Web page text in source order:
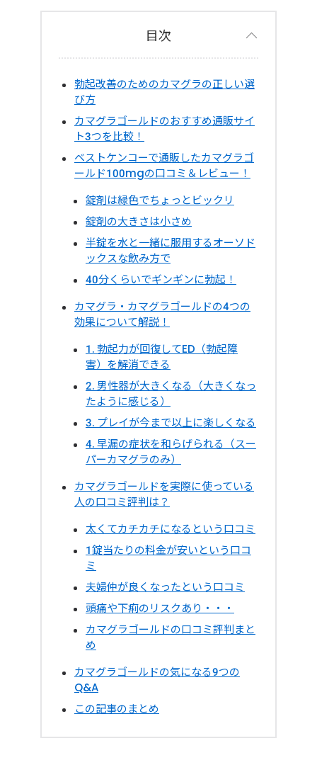
目次
勃起改善のためのカマグラの正しい選
び方
カマグラゴールドのおすすめ通販サイ
ト3つを比較！
ベストケンコーで通販したカマグラゴ
ールド100mgの口コミ＆レビュー！
錠剤は緑色でちょっとビックリ
錠剤の大きさは小さめ
半錠を水と一緒に服用するオーソド
ックスな飲み方で
40分くらいでギンギンに勃起！
カマグラ・カマグラゴールドの4つの
効果について解説！
1. 勃起力が回復してED（勃起障
害）を解消できる
2. 男性器が大きくなる（大きくなっ
たように感じる）
3. プレイが今まで以上に楽しくなる
4. 早漏の症状を和らげられる（スー
パーカマグラのみ）
カマグラゴールドを実際に使っている
人の口コミ評判は？
太くてカチカチになるという口コミ
1錠当たりの料金が安いという口コ
ミ
夫婦仲が良くなったという口コミ
頭痛や下痢のリスクあり・・・
カマグラゴールドの口コミ評判まと
め
カマグラゴールドの気になる9つの
Q&A
この記事のまとめ